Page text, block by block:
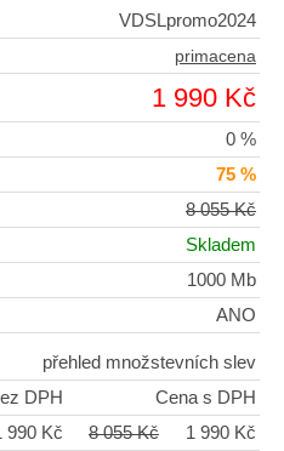
VDSLpromo2024
primacena
1 990 Kč
0 %
75 %
8 055 Kč
Skladem
1000 Mb
ANO
přehled množstevních slev
DPH
Cena s DPH
990 Kč 8 055 Kč
1 990 Kč